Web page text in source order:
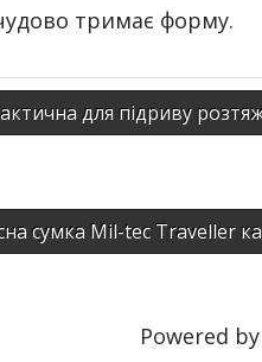
тримає форму.
для підриву
сумка Mil-tec Traveller
Powered